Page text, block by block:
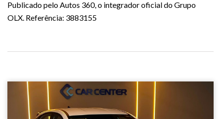
Publicado pelo Autos 360, o integrador oficial do Grupo
OLX. Referência: 3883155